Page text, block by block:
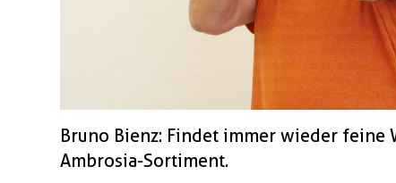
Bruno Bienz: Findet immer wieder feine
Ambrosia-Sortiment.